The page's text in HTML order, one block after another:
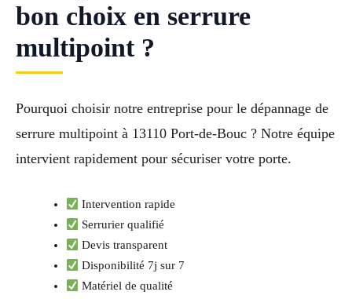
bon choix en serrure
multipoint ?
Pourquoi choisir notre entreprise pour le dépannage de
serrure multipoint à 13110 Port-de-Bouc ? Notre équipe
intervient rapidement pour sécuriser votre porte.
Intervention rapide
Serrurier qualifié
Devis transparent
Disponibilité 7j sur 7
Matériel de qualité